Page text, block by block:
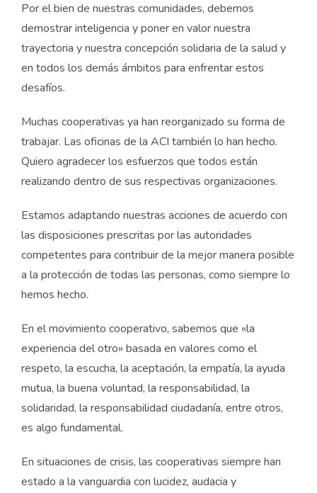
Por el bien de nuestras comunidades, debemos
demostrar inteligencia y poner en valor nuestra
trayectoria y nuestra concepción solidaria de la salud y
en todos los demás ámbitos para enfrentar estos
desafíos.
Muchas cooperativas ya han reorganizado su forma de
trabajar. Las oficinas de la ACI también lo han hecho.
Quiero agradecer los esfuerzos que todos están
realizando dentro de sus respectivas organizaciones.
Estamos adaptando nuestras acciones de acuerdo con
las disposiciones prescritas por las autoridades
competentes para contribuir de la mejor manera posible
a la protección de todas las personas, como siempre lo
hemos hecho.
En el movimiento cooperativo, sabemos que «la
experiencia del otro» basada en valores como el
respeto, la escucha, la aceptación, la empatía, la ayuda
mutua, la buena voluntad, la responsabilidad, la
solidaridad, la responsabilidad ciudadanía, entre otros,
es algo fundamental.
En situaciones de crisis, las cooperativas siempre han
estado a la vanguardia con lucidez, audacia y